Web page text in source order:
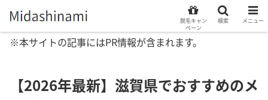
※本サイトの記事にはPR情報が含まれます。
【2026年最新】滋賀県でおすすめのメ
脱毛キャン
ペーン
検索 メニュー